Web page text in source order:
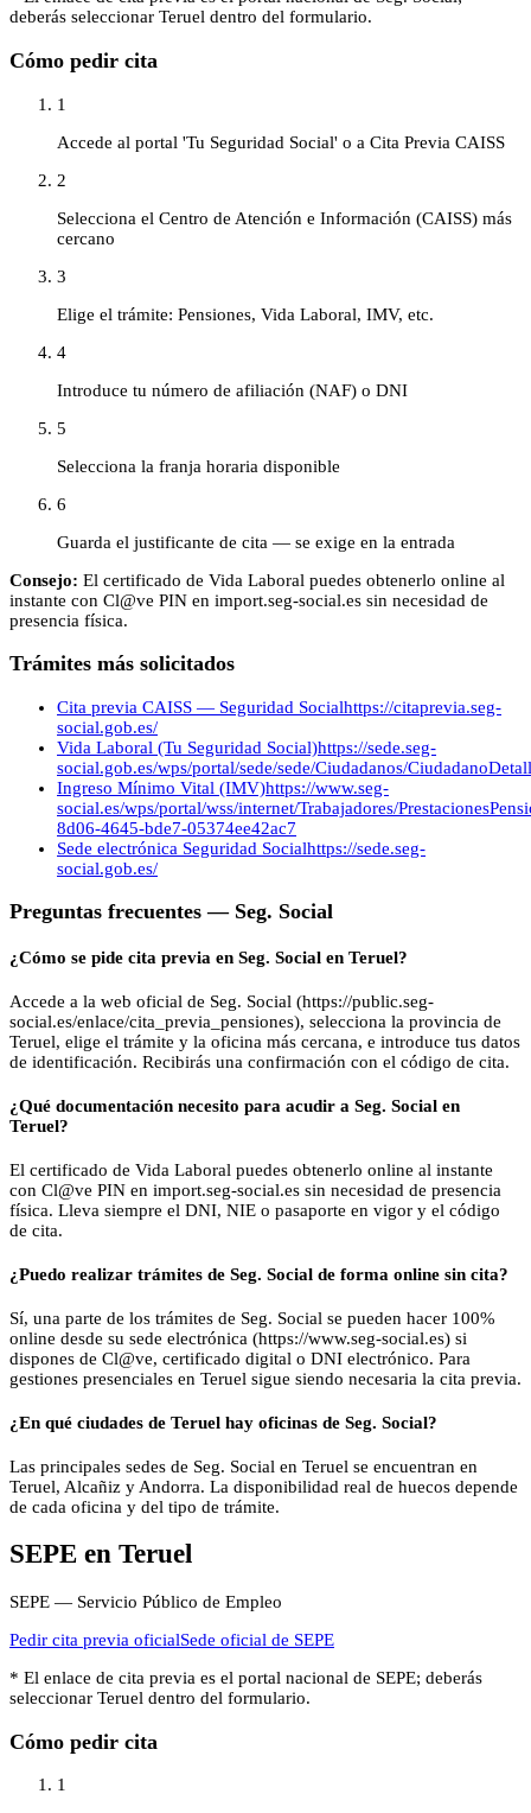
deberás seleccionar Teruel dentro del formulario.
Cómo pedir cita
1
Accede al portal 'Tu Seguridad Social' o a Cita Previa CAISS
2
Selecciona el Centro de Atención e Información (CAISS) más
cercano
3
Elige el trámite: Pensiones, Vida Laboral, IMV, etc.
4
Introduce tu número de afiliación (NAF) o DNI
5
Selecciona la franja horaria disponible
6
Guarda el justificante de cita — se exige en la entrada
Consejo: El certificado de Vida Laboral puedes obtenerlo online al
instante con Cl@ve PIN en import.seg-social.es sin necesidad de
presencia física.
Trámites más solicitados
Cita previa CAISS — Seguridad Socialhttps://citaprevia.seg-
social.gob.es/
Vida Laboral (Tu Seguridad Social)https://sede.seg-
social.gob.es/wps/portal/sede/sede/Ciudadanos/
Ingreso Mínimo Vital (IMV)https://www.seg-
social.es/wps/portal/wss/internet/Trabajadores/
8d06-4645-bde7-05374ee42ac7
Sede electrónica Seguridad Socialhttps://sede.seg-
social.gob.es/
Preguntas frecuentes — Seg. Social
¿Cómo se pide cita previa en Seg. Social en Teruel?
Accede a la web oficial de Seg. Social (https://public.seg-
social.es/enlace/cita_previa_pensiones), selecciona la provincia de
Teruel, elige el trámite y la oficina más cercana, e introduce tus datos
de identificación. Recibirás una confirmación con el código de cita.
¿Qué documentación necesito para acudir a Seg. Social en
Teruel?
El certificado de Vida Laboral puedes obtenerlo online al instante
con Cl@ve PIN en import.seg-social.es sin necesidad de presencia
física. Lleva siempre el DNI, NIE o pasaporte en vigor y el código
de cita.
¿Puedo realizar trámites de Seg. Social de forma online sin cita?
Sí, una parte de los trámites de Seg. Social se pueden hacer 100%
online desde su sede electrónica (https://www.seg-social.es) si
dispones de Cl@ve, certificado digital o DNI electrónico. Para
gestiones presenciales en Teruel sigue siendo necesaria la cita previa.
¿En qué ciudades de Teruel hay oficinas de Seg. Social?
Las principales sedes de Seg. Social en Teruel se encuentran en
Teruel, Alcañiz y Andorra. La disponibilidad real de huecos depende
de cada oficina y del tipo de trámite.
SEPE en Teruel
SEPE — Servicio Público de Empleo
Pedir cita previa oficialSede oficial de SEPE
* El enlace de cita previa es el portal nacional de SEPE; deberás
seleccionar Teruel dentro del formulario.
Cómo pedir cita
1